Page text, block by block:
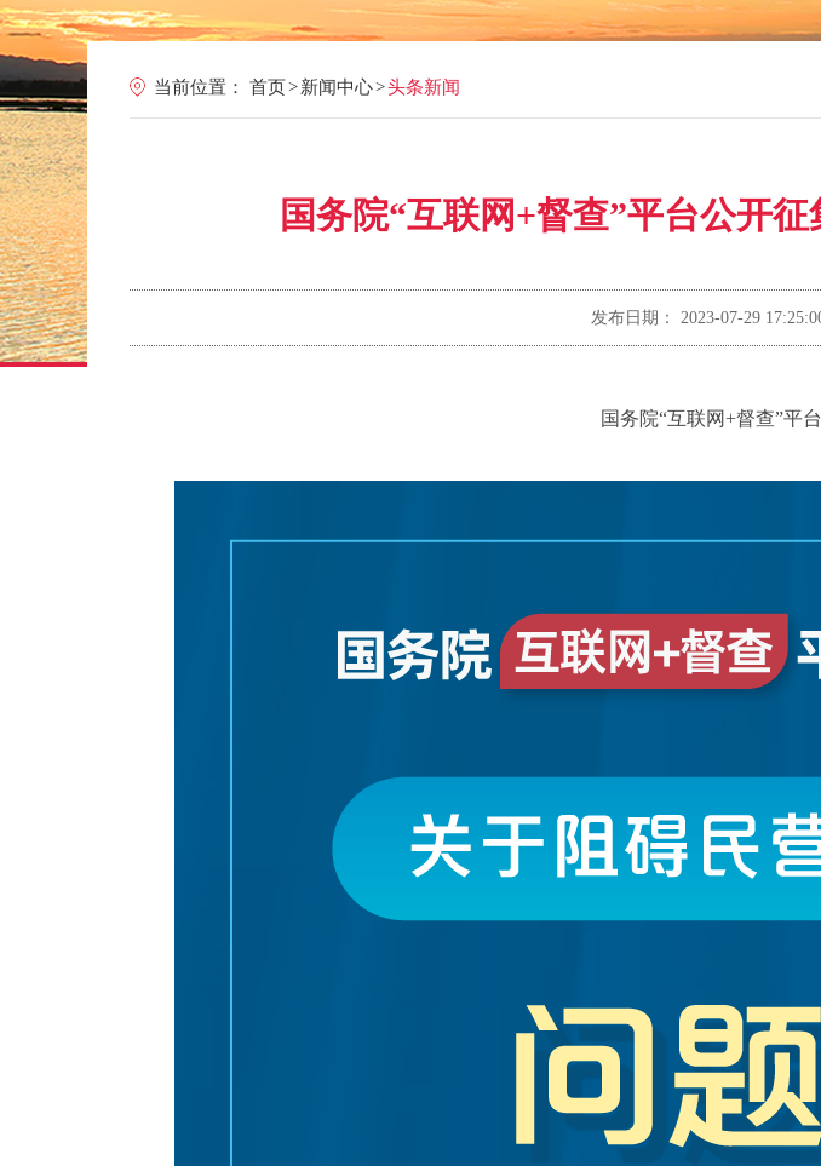
当前位置： 首页>新闻中心>头条新闻
国务院“互联网+督查”平台公开
发布日期： 2023-07-29
国务院“互联网+督查”平